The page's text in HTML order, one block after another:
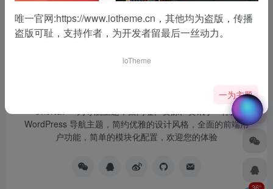
OneNav 一为导航主题，集网址、资源、资讯于一体的
WordPress 导航主题，简约优雅的设计风格，全面的前端用
户功能，简单的模块化配置，欢迎您的体验
唯一官网:https://www.iotheme.cn ，其他均为盗版，传播
盗版可耻，支持作者，为开发者留最后一丝动力。
ioTheme
一为主题